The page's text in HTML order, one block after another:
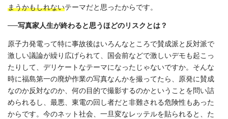
まうかもしれないテーマだと思ったからです。
──写真家人生が終わると思うほどのリスクとは？
原子力発電って特に事故後はいろんなところで賛成派と反対派で
激しい議論が繰り広げられて、国会前などで激しいデモも起こっ
たりして、デリケートなテーマになったじゃないですか。そんな
時に福島第一の廃炉作業の写真なんかを撮ってたら、原発に賛成
なのか反対なのか、何の目的で撮影するのかということを問い詰
められるし、最悪、東電の回し者だと非難される危険性もあった
からです。今のネット社会、一旦変なレッテルを貼られると、た